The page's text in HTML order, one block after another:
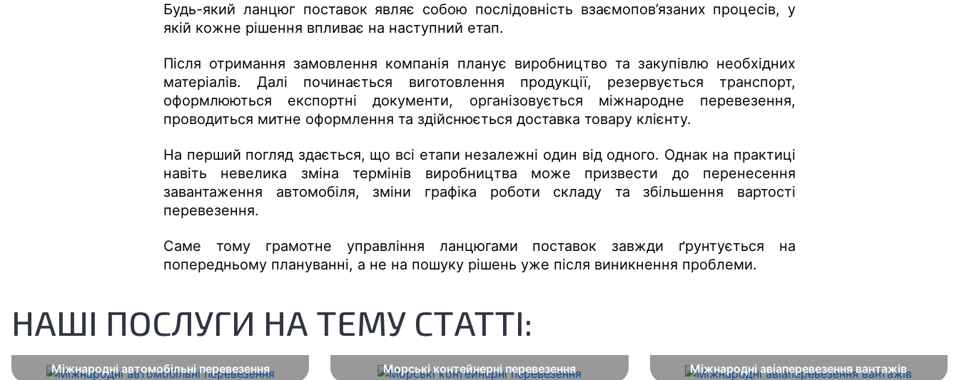
Будь-який ланцюг поставок являє собою послідовність взаємопов’язаних процесів, у
якій кожне рішення впливає на наступний етап.
Після отримання замовлення компанія планує виробництво та закупівлю необхідних
матеріалів. Далі починається виготовлення продукції, резервується транспорт,
оформлюються експортні документи, організовується міжнародне перевезення,
проводиться митне оформлення та здійснюється доставка товару клієнту.
На перший погляд здається, що всі етапи незалежні один від одного. Однак на практиці
навіть невелика зміна термінів виробництва може призвести до перенесення
завантаження автомобіля, зміни графіка роботи складу та збільшення вартості
перевезення.
Саме тому грамотне управління ланцюгами поставок завжди ґрунтується на
попередньому плануванні, а не на пошуку рішень уже після виникнення проблеми.
НАШІ ПОСЛУГИ НА ТЕМУ СТАТТІ:
Міжнародні автомобільні перевезення Морські контейнерні перевезення Міжнародні авіаперевезення вантажів